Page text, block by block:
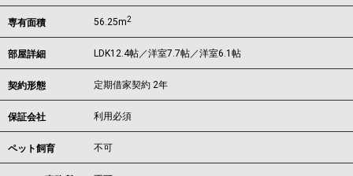
専有面積 56.25m2
部屋詳細 LDK12.4帖／洋室7.7帖／洋室6.1帖
契約形態 定期借家契約 2年
保証会社 利用必須
ペット飼育 不可